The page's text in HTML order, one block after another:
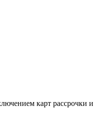
карт рассрочки и